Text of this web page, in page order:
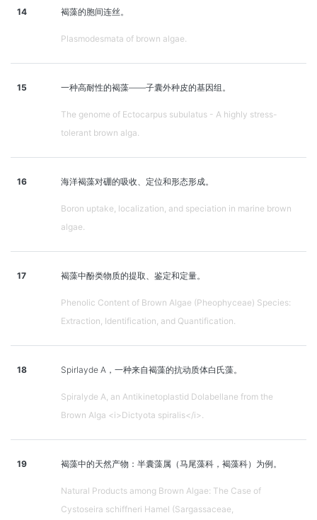
14 褐藻的胞间连丝。
Plasmodesmata of brown algae.
15 一种高耐性的褐藻——子囊外种皮的基因组。
The genome of Ectocarpus subulatus - A highly stress-
tolerant brown alga.
16 海洋褐藻对硼的吸收、定位和形态形成。
Boron uptake, localization, and speciation in marine brown
algae.
17 褐藻中酚类物质的提取、鉴定和定量。
Phenolic Content of Brown Algae (Pheophyceae) Species:
Extraction, Identification, and Quantification.
18 Spirlayde A，一种来自褐藻的抗动质体白氏藻。
Spiralyde A, an Antikinetoplastid Dolabellane from the
Brown Alga <i>Dictyota spiralis</i>.
19 褐藻中的天然产物：半囊藻属（马尾藻科，褐藻科）为例。
Natural Products among Brown Algae: The Case of
Cystoseira schiffneri Hamel (Sargassaceae,